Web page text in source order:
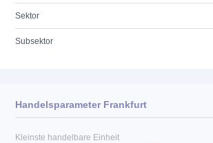
Sektor
Subsektor
Handelsparameter Frankfurt
Kleinste handelbare Einheit